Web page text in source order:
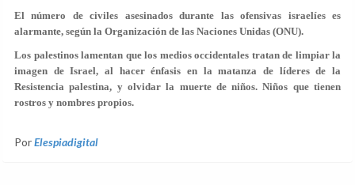
El número de civiles asesinados durante las ofensivas israelíes es
alarmante, según la Organización de las Naciones Unidas (ONU).
Los palestinos lamentan que los medios occidentales tratan de limpiar la
imagen de Israel, al hacer énfasis en la matanza de líderes de la
Resistencia palestina, y olvidar la muerte de niños. Niños que tienen
rostros y nombres propios.
PorElespiadigital